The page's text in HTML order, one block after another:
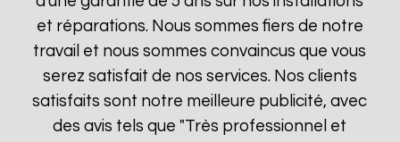
et réparations. Nous sommes fiers de notre
travail et nous sommes convaincus que vous
serez satisfait de nos services. Nos clients
satisfaits sont notre meilleure publicité, avec
des avis tels que "Très professionnel et